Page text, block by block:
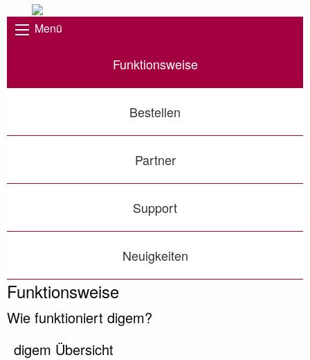
Menü
Funktionsweise
Bestellen
Partner
Support
Neuigkeiten
Funktionsweise
Wie funktioniert digem?
digem Übersicht